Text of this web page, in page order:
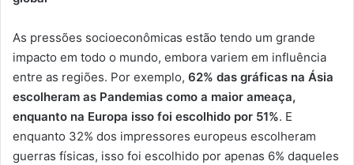
As pressões socioeconômicas estão tendo um grande
impacto em todo o mundo, embora variem em influência
entre as regiões. Por exemplo, 62% das gráficas na Ásia
escolheram as Pandemias como a maior ameaça,
enquanto na Europa isso foi escolhido por 51%. E
enquanto 32% dos impressores europeus escolheram
guerras físicas, isso foi escolhido por apenas 6% daqueles